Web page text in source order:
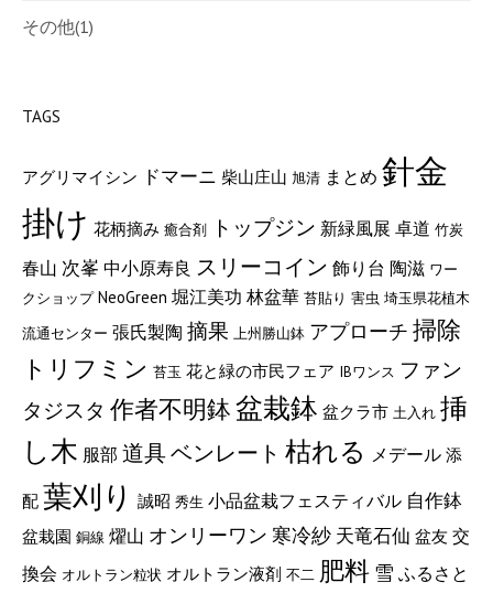
その他(1)
TAGS
アグリマイシン ドマーニ 柴山庄山 旭清 まとめ 針金
掛け 花柄摘み 癒合剤 トップジン 新緑風展 卓道 竹炭
春山 次峯 中小原寿良 スリーコイン 飾り台 陶滋 ワー
クショップ NeoGreen 堀江美功 林盆華 苔貼り 害虫 埼玉県花植木
流通センター 張氏製陶 摘果 上州勝山鉢 アプローチ 掃除
トリフミン 苔玉 花と緑の市民フェア IBワンス ファン
タジスタ 作者不明鉢盆栽鉢 盆クラ市 土入れ 挿
し木 服部 道具ベンレート 枯れる メデール 添
配 葉刈り 誠昭 秀生 小品盆栽フェスティバル 自作鉢
盆栽園 銅線 燿山 オンリーワン 寒冷紗 天竜石仙 盆友 交
換会 オルトラン粒状 オルトラン液剤 不二 肥料 雪 ふるさと